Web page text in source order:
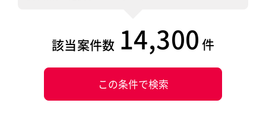
該当案件数 14,300 件
この条件で検索